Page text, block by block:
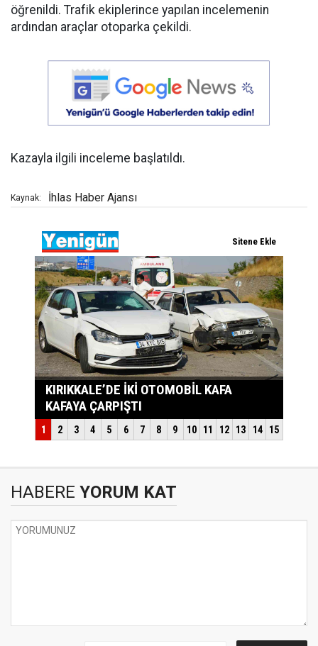
öğrenildi. Trafik ekiplerince yapılan incelemenin
ardından araçlar otoparka çekildi.
Kazayla ilgili inceleme başlatıldı.
Kaynak: İhlas Haber Ajansı
HABERE YORUM KAT